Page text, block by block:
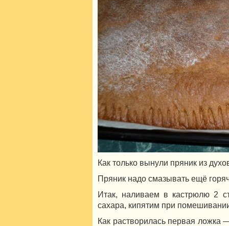
Как только вынули пряник из
Пряник надо смазывать ещё
Итак, наливаем в кастрюлю 2
сахара, кипятим при
Как растворилась первая